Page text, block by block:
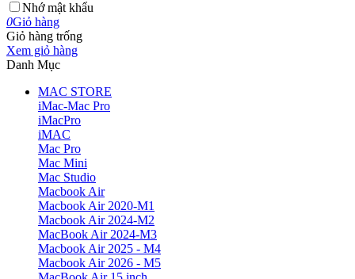
Nhớ mật khẩu
0Giỏ hàng
Giỏ hàng trống
Xem giỏ hàng
Danh Mục
MAC STORE
iMac-Mac Pro
iMacPro
iMAC
Mac Pro
Mac Mini
Mac Studio
Macbook Air
Macbook Air 2020-M1
Macbook Air 2024-M2
MacBook Air 2024-M3
Macbook Air 2025 - M4
Macbook Air 2026 - M5